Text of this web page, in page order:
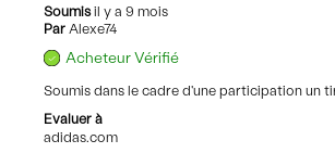
Soumisil y a 9 mois
Par Alexe74
Acheteur Vérifié
Soumis dans le cadre d'une participation un
Evaluer à
adidas.com